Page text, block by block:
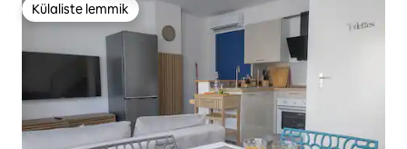
Külaliste lemmik
Külaliste lemmik